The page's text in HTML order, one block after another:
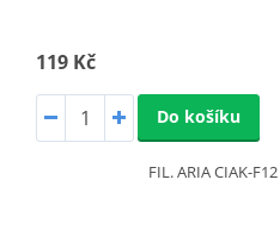
119 Kč
Do košíku
FIL. ARIA CIAK-